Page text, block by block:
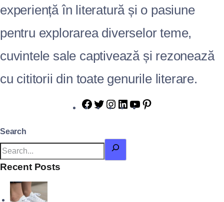
experiență în literatură și o pasiune
pentru explorarea diverselor teme,
cuvintele sale captivează și rezonează
cu cititorii din toate genurile literare.
Search
Recent Posts